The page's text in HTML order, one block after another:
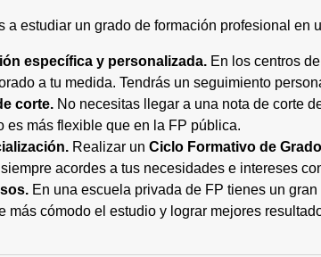
a estudiar un grado de formación profesional en
específica y personalizada. En los centros de
a tu medida. Tendrás un seguimiento
corte. No necesitas llegar a una nota de corte
es más flexible que en la FP pública.
Realizar un Ciclo Formativo de
acordes a tus necesidades e intereses
En una escuela privada de FP tienes un
más cómodo el estudio y lograr mejores